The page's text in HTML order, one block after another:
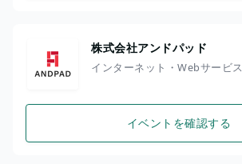
株式会社アンドパッド
インターネット・Webサービス
イベントを確認する